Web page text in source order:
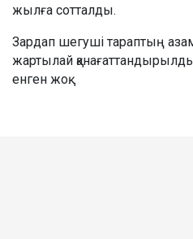
жылға сотталды.
Зардап шегуші тараптың
жартылай
енген жоқ.